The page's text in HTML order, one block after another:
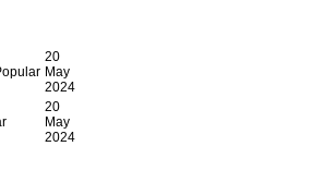
20
May
2024
20
May
2024